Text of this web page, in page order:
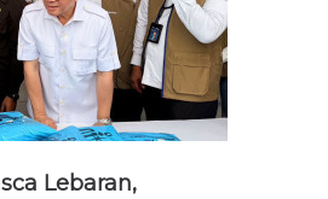
Lebaran,